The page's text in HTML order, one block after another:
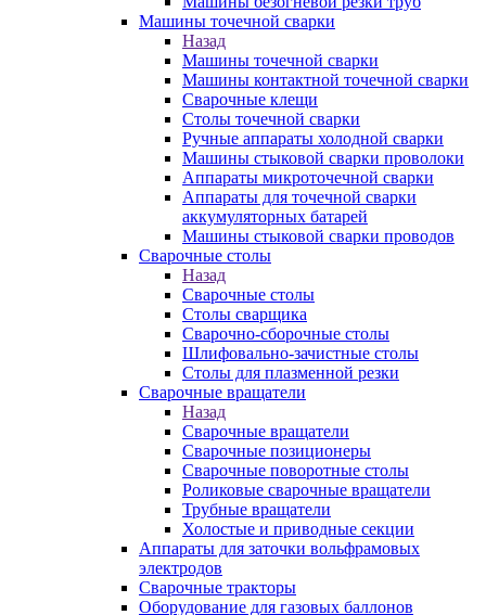
Машины точечной сварки
Назад
Машины точечной сварки
Машины контактной точечной сварки
Сварочные клещи
Столы точечной сварки
Ручные аппараты холодной сварки
Машины стыковой сварки проволоки
Аппараты микроточечной сварки
Аппараты для точечной сварки
аккумуляторных батарей
Машины стыковой сварки проводов
Сварочные столы
Назад
Сварочные столы
Столы сварщика
Сварочно-сборочные столы
Шлифовально-зачистные столы
Столы для плазменной резки
Сварочные вращатели
Назад
Сварочные вращатели
Сварочные позиционеры
Сварочные поворотные столы
Роликовые сварочные вращатели
Трубные вращатели
Холостые и приводные секции
Аппараты для заточки вольфрамовых
электродов
Сварочные тракторы
Оборудование для газовых баллонов